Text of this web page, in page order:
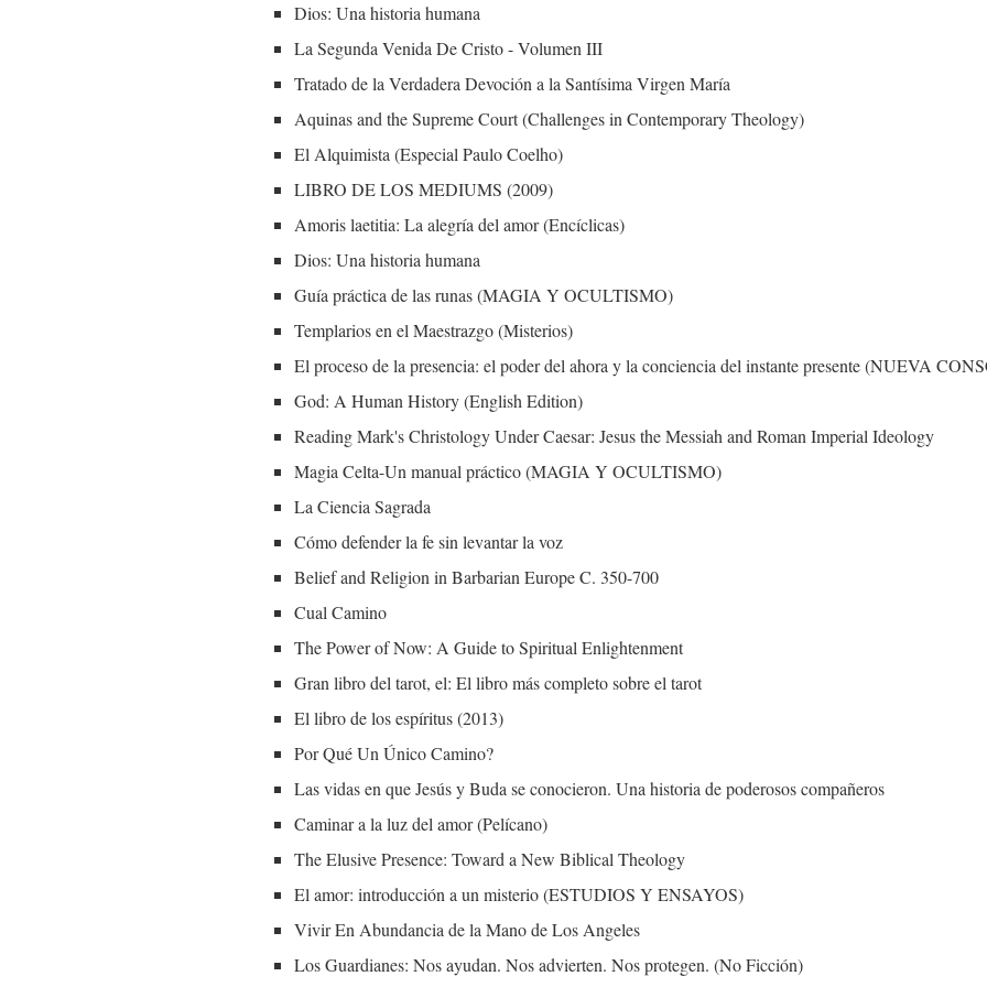
Dios: Una historia humana
La Segunda Venida De Cristo - Volumen III
Tratado de la Verdadera Devoción a la Santísima Virgen María
Aquinas and the Supreme Court (Challenges in Contemporary Theology)
El Alquimista (Especial Paulo Coelho)
LIBRO DE LOS MEDIUMS (2009)
Amoris laetitia: La alegría del amor (Encíclicas)
Dios: Una historia humana
Guía práctica de las runas (MAGIA Y OCULTISMO)
Templarios en el Maestrazgo (Misterios)
El proceso de la presencia: el poder del ahora y la conciencia del instante presente (NUEVA
God: A Human History (English Edition)
Reading Mark's Christology Under Caesar: Jesus the Messiah and Roman Imperial Ideology
Magia Celta-Un manual práctico (MAGIA Y OCULTISMO)
La Ciencia Sagrada
Cómo defender la fe sin levantar la voz
Belief and Religion in Barbarian Europe C. 350-700
Cual Camino
The Power of Now: A Guide to Spiritual Enlightenment
Gran libro del tarot, el: El libro más completo sobre el tarot
El libro de los espíritus (2013)
Por Qué Un Único Camino?
Las vidas en que Jesús y Buda se conocieron. Una historia de poderosos compañeros
Caminar a la luz del amor (Pelícano)
The Elusive Presence: Toward a New Biblical Theology
El amor: introducción a un misterio (ESTUDIOS Y ENSAYOS)
Vivir En Abundancia de la Mano de Los Angeles
Los Guardianes: Nos ayudan. Nos advierten. Nos protegen. (No Ficción)